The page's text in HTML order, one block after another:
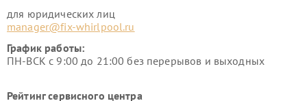
для юридических лиц
manager@fix-whirlpool.ru
График работы:
ПН-ВСК с 9:00 до 21:00 без перерывов и выходных
Рейтинг сервисного центра